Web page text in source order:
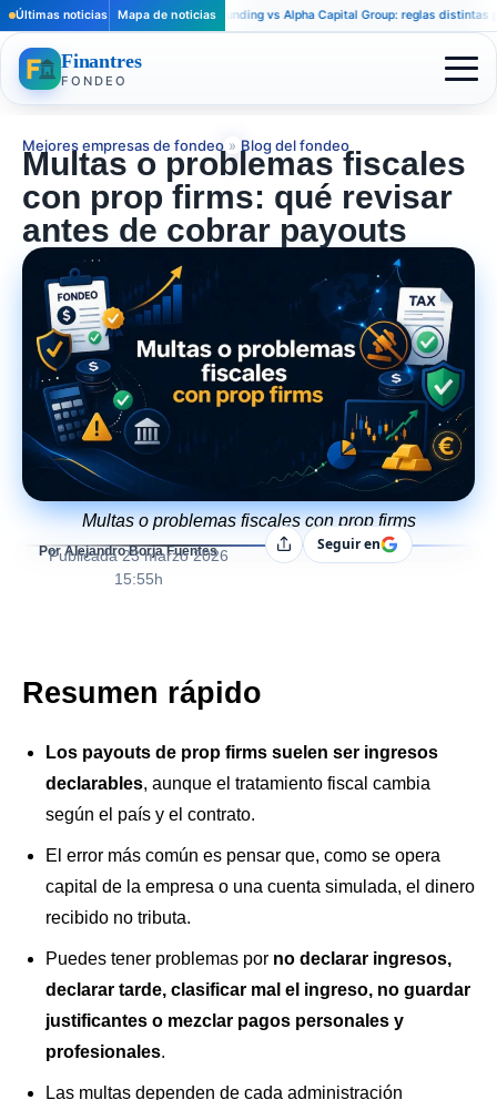
Últimas noticias Mapa de noticias
Apex Trader Funding vs Alpha Capital Group: reglas distintas para
Finantres
FONDEO
Mejores empresas de fondeo » Blog del fondeo
Multas o problemas fiscales
con prop firms: qué revisar
antes de cobrar payouts
Multas o problemas fiscales con prop firms
Por Alejandro Borja Fuentes
Publicada 23 marzo 2026
15:55h
CompartirSeguir en
Resumen rápido
Los payouts de prop firms suelen ser ingresos
declarables, aunque el tratamiento fiscal cambia
según el país y el contrato.
El error más común es pensar que, como se opera
capital de la empresa o una cuenta simulada, el dinero
recibido no tributa.
Puedes tener problemas por no declarar ingresos,
declarar tarde, clasificar mal el ingreso, no guardar
justificantes o mezclar pagos personales y
profesionales.
Las multas dependen de cada administración